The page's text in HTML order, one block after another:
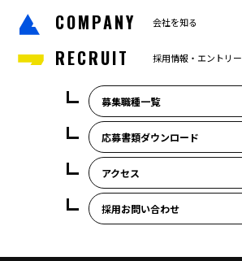
COMPANY 会社を知る
RECRUIT 採用情報・エントリー
募集職種一覧
応募書類ダウンロード
アクセス
採用お問い合わせ